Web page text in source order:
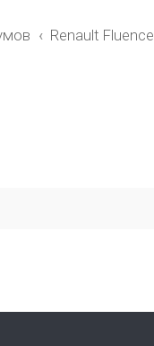
Renault Fluence